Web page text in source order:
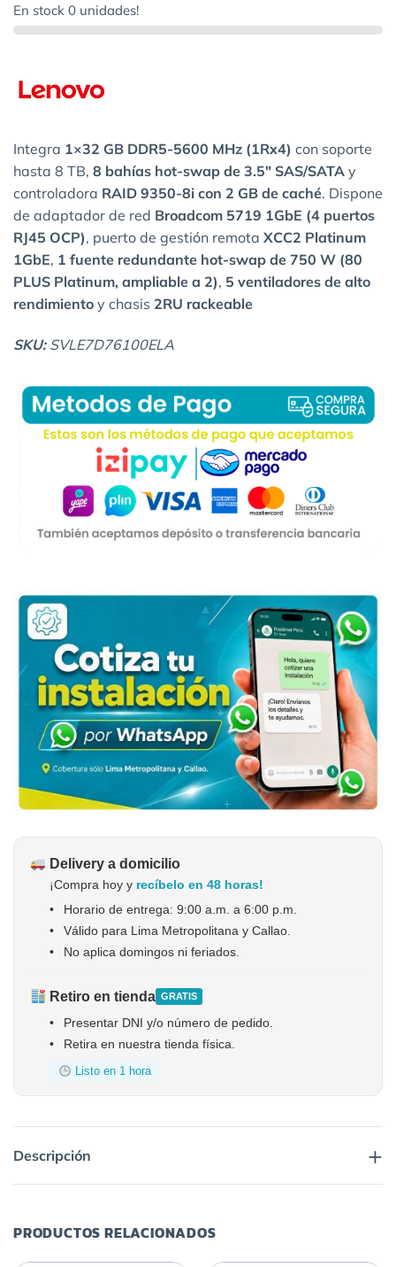
En stock 0 unidades!
Integra 1×32 GB DDR5-5600 MHz (1Rx4) con soporte
hasta 8 TB, 8 bahías hot-swap de 3.5″ SAS/SATA y
controladora RAID 9350-8i con 2 GB de caché. Dispone
de adaptador de red Broadcom 5719 1GbE (4 puertos
RJ45 OCP), puerto de gestión remota XCC2 Platinum
1GbE, 1 fuente redundante hot-swap de 750 W (80
PLUS Platinum, ampliable a 2), 5 ventiladores de alto
rendimiento y chasis 2RU rackeable
SKU:SVLE7D76100ELA
Delivery a domicilio
¡Compra hoy y recíbelo en 48 horas!
•
Horario de entrega: 9:00 a.m. a 6:00 p.m.
•
Válido para Lima Metropolitana y Callao.
•
No aplica domingos ni feriados.
Retiro en tienda GRATIS
•
Presentar DNI y/o número de pedido.
•
Retira en nuestra tienda física.
Listo en 1 hora
Descripción +
PRODUCTOS RELACIONADOS